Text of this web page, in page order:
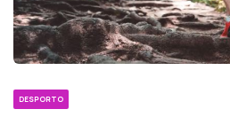
DESPORTO